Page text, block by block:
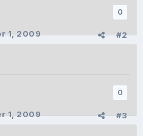
0
#2
1, 2009
0
#3
1, 2009